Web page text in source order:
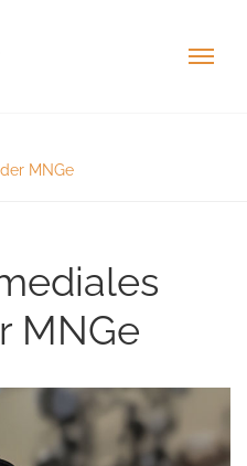
MNGe
MNGe